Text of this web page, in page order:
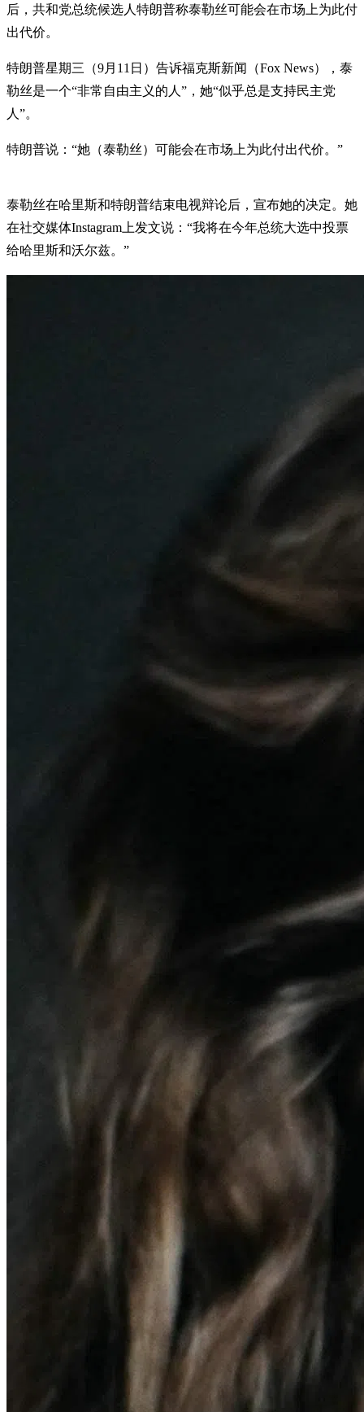
后，共和党总统候选人特朗普称泰勒丝可能会在市场上为此付
出代价。
特朗普星期三（9月11日）告诉福克斯新闻（Fox News），泰
勒丝是一个“非常自由主义的人”，她“似乎总是支持民主党
人”。
特朗普说：“她（泰勒丝）可能会在市场上为此付出代价。”
泰勒丝在哈里斯和特朗普结束电视辩论后，宣布她的决定。她
在社交媒体Instagram上发文说：“我将在今年总统大选中投票
给哈里斯和沃尔兹。”